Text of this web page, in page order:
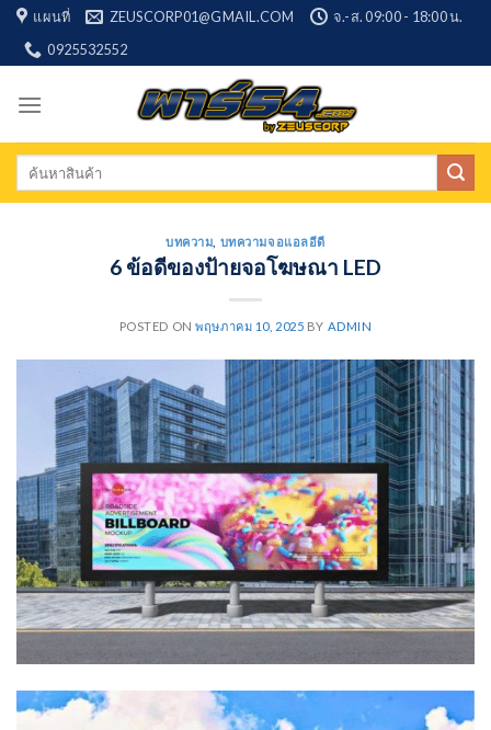
Skip
content
แผนที่ ZEUSCORP01@GMAIL.COM
จ.-ส. 09:00 - 18:00 น.
0925532552
Search
บทความ บทความจอแอลอีดี
6 ข้อดีของป้ายจอโฆษณา LED
POSTED ONพฤษภาคม 10, 2025 BY ADMIN